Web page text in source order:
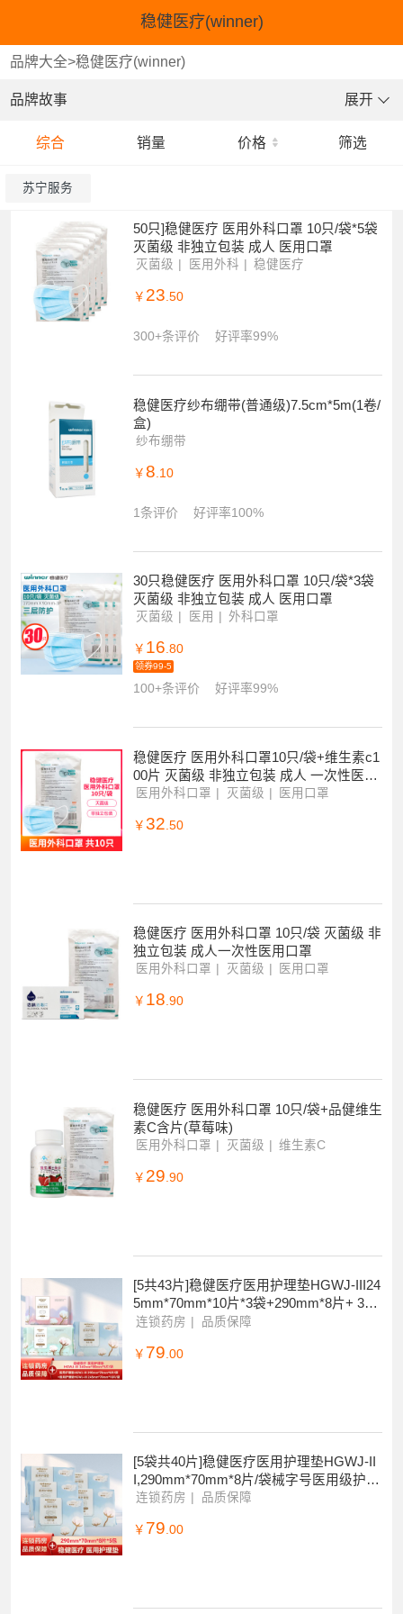
稳健医疗(winner)
品牌大全>稳健医疗(winner)
品牌故事 展开
综合 销量 价格 筛选
苏宁服务
50只]稳健医疗 医用外科口罩 10只/袋*5袋
灭菌级 非独立包装 成人 医用口罩
灭菌级 医用外科 稳健医疗
￥ 23.50
300+条评价 好评率99%
稳健医疗纱布绷带(普通级)7.5cm*5m(1卷/
盒)
纱布绷带
￥ 8 .10
1条评价 好评率100%
30只稳健医疗 医用外科口罩 10只/袋*3袋
灭菌级 非独立包装 成人 医用口罩
灭菌级 医用 外科口罩
￥ 16.80
领券99-5
100+条评价 好评率99%
稳健医疗 医用外科口罩10只/袋+维生素c1
00片 灭菌级 非独立包装 成人 一次性医用
口罩
医用外科口罩 灭菌级 医用口罩
￥ 32 .50
稳健医疗 医用外科口罩 10只/袋 灭菌级 非
独立包装 成人一次性医用口罩
医用外科口罩 灭菌级 医用口罩
￥ 18.90
稳健医疗 医用外科口罩 10只/袋+品健维生
素C含片(草莓味)
医用外科口罩 灭菌级 维生素C
￥ 29 .90
[5共43片]稳健医疗医用护理垫HGWJ-III24
5mm*70mm*10片*3袋+290mm*8片+ 360
mm*5片
连锁药房 品质保障
￥ 79 .00
[5袋共40片]稳健医疗医用护理垫HGWJ-II
I,290mm*70mm*8片/袋械字号医用级护理
垫
连锁药房 品质保障
￥ 79.00